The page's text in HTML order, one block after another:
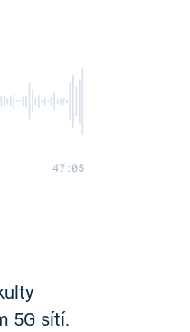
47:05
5G sítí.